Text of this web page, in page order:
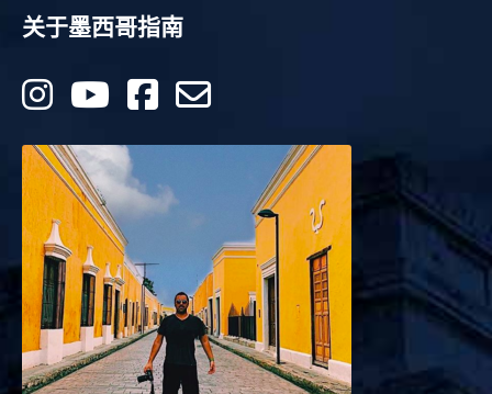
关于墨西哥指南